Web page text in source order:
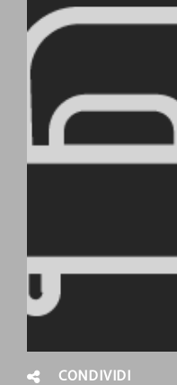
CONDIVIDI